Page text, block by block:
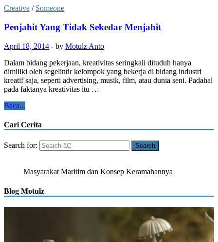
Creative / Someone
Penjahit Yang Tidak Sekedar Menjahit
April 18, 2014 - by Motulz Anto
Dalam bidang pekerjaan, kreativitas seringkali dituduh hanya
dimiliki oleh segelintir kelompok yang bekerja di bidang industri
kreatif saja, seperti advertising, musik, film, atau dunia seni. Padahal
pada faktanya kreativitas itu …
Baca...
Cari Cerita
Search for:
Masyarakat Maritim dan Konsep Keramahannya
Blog Motulz